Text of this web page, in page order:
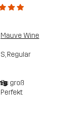
Mauve Wine
S, Regular
Zu groß
Perfekt